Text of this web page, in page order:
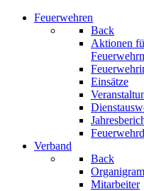
Feuerwehren
Back
Aktionen
Einsätze
Verband
Back
Mitarbeiter